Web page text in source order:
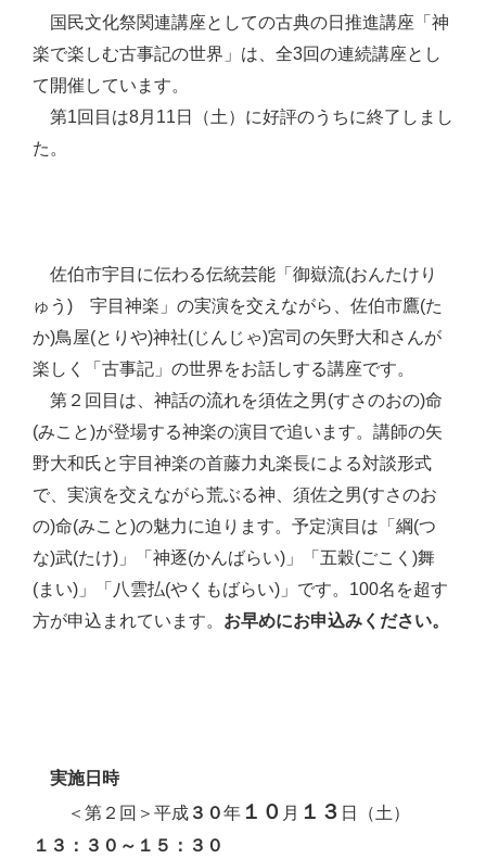
国民文化祭関連講座としての古典の日推進講座「神
楽で楽しむ古事記の世界」は、全3回の連続講座とし
て開催しています。
第1回目は8月11日（土）に好評のうちに終了しまし
た。
佐伯市宇目に伝わる伝統芸能「御嶽流(おんたけり
ゅう) 宇目神楽」の実演を交えながら、佐伯市鷹(た
か)鳥屋(とりや)神社(じんじゃ)宮司の矢野大和さんが
楽しく「古事記」の世界をお話しする講座です。
第２回目は、神話の流れを須佐之男(すさのおの)命
(みこと)が登場する神楽の演目で追います。講師の矢
野大和氏と宇目神楽の首藤力丸楽長による対談形式
で、実演を交えながら荒ぶる神、須佐之男(すさのお
の)命(みこと)の魅力に迫ります。予定演目は「綱(つ
な)武(たけ)」「神逐(かんばらい)」「五穀(ごこく)舞
(まい)」「八雲払(やくもばらい)」です。100名を超す
方が申込まれています。 お早めにお申込みください。
実施日時
＜第２回＞平成 ３０年 １０ 月 １３ 日（土）
１３：３０～１５：３０